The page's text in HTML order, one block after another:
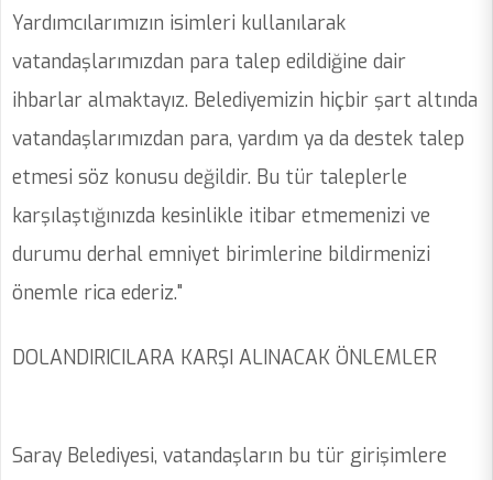
Yardımcılarımızın isimleri kullanılarak
vatandaşlarımızdan para talep edildiğine dair
ihbarlar almaktayız. Belediyemizin hiçbir şart altında
vatandaşlarımızdan para, yardım ya da destek talep
etmesi söz konusu değildir. Bu tür taleplerle
karşılaştığınızda kesinlikle itibar etmemenizi ve
durumu derhal emniyet birimlerine bildirmenizi
önemle rica ederiz."
DOLANDIRICILARA KARŞI ALINACAK ÖNLEMLER
Saray Belediyesi, vatandaşların bu tür girişimlere